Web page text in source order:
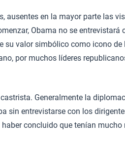
ausentes en la mayor parte las
Obama no se entrevistará
su valor simbólico como icono de
por muchos líderes
Generalmente la
sin entrevistarse con los
concluido que tenían mucho